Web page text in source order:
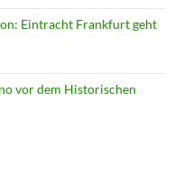
Eintracht Frankfurt geht
vor dem Historischen